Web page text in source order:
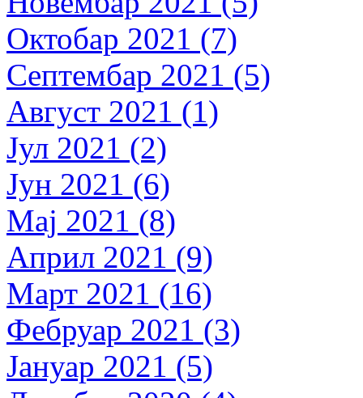
Октобар 2021 (7)
Септембар 2021 (5)
Август 2021 (1)
Јул 2021 (2)
Јун 2021 (6)
Мај 2021 (8)
Април 2021 (9)
Март 2021 (16)
Фебруар 2021 (3)
Јануар 2021 (5)